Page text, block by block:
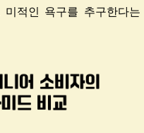
적인 욕구를 추구한다는